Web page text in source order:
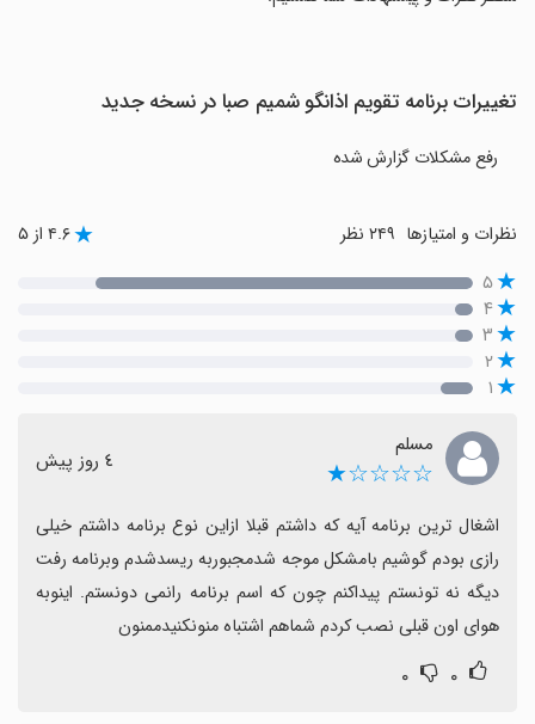
تغییرات برنامه تقویم اذانگو شمیم صبا در نسخه جدید
رفع مشکلات گزارش شده
نظرات و امتیازها ۴.۶ از ۵
۵
۴
۳
۲
۱
مسلم
☆☆☆☆★ ٤ روز پیش
هوای اون قبلی نصب کردم شماهم اشتباه منونکنیدممنون
۰ ۰